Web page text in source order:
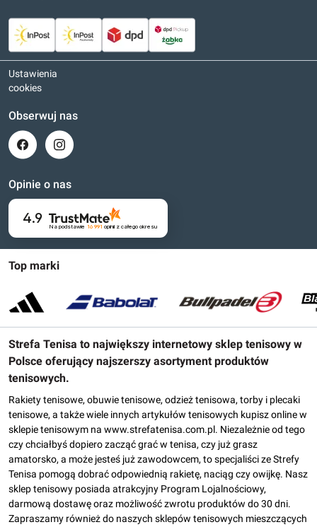
Top marki
Strefa Tenisa to największy internetowy sklep tenisowy w
Polsce oferujący najszerszy asortyment produktów
tenisowych.
Rakiety tenisowe, obuwie tenisowe, odzież tenisowa, torby i plecaki
tenisowe, a także wiele innych artykułów tenisowych kupisz online w
sklepie tenisowym na www.strefatenisa.com.pl. Niezależnie od tego
czy chciałbyś dopiero zacząć grać w tenisa, czy już grasz
amatorsko, a może jesteś już zawodowcem, to specjaliści ze Strefy
Tenisa pomogą dobrać odpowiednią rakietę, naciąg czy owijkę. Nasz
sklep tenisowy posiada atrakcyjny Program Lojalnościowy,
darmową dostawę oraz możliwość zwrotu produktów do 30 dni.
Zapraszamy również do naszych sklepów tenisowych mieszczących
Ustawienia
cookies
Obserwuj nas
Opinie o nas
4.9
Na podstawie 16 991 opinii z całego okresu